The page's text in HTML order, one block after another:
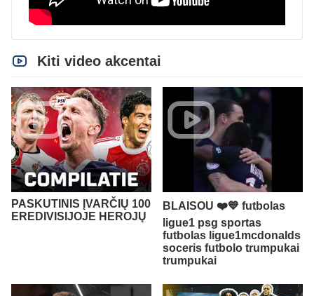
Kiti video akcentai
PASKUTINIS ĮVARČIŲ 100
EREDIVISIJOJE HEROJŲ
BLAISOU ❤️💙 futbolas
ligue1 psg sportas
futbolas ligue1mcdonalds
soceris futbolo trumpukai
trumpukai